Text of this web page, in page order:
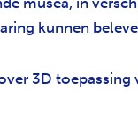
kunnen
3D toepassing